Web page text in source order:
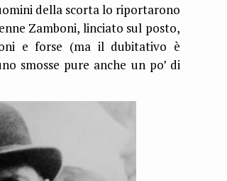
della scorta lo riportarono
Zamboni, linciato sul posto,
e forse (ma il dubitativo è
smosse pure anche un po’ di